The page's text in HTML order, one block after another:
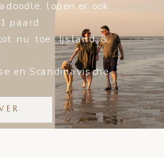
lopen er ook
paard
nu toe: Ijsland &
en Scandinavische